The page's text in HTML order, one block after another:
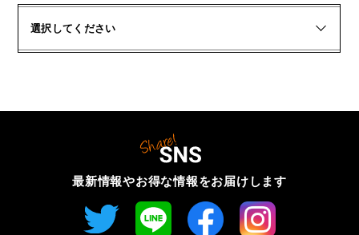
選択してください
最新情報やお得な情報をお届けします